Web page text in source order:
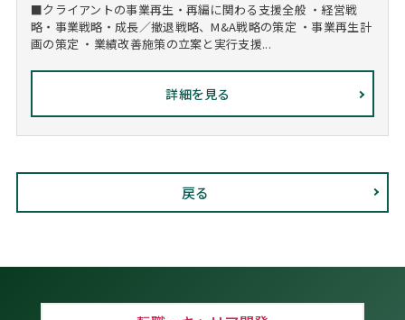
■クライアントの事業再生・再編に関わる支援全般 ・経営戦
略・事業戦略・成長／撤退戦略、M&A戦略の策定 ・事業再生計
画の策定 ・業績改善施策の立案と実行支援...
詳細を見る
戻る